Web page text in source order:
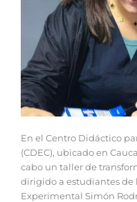
En el Centro Didáctico
(CDEC), ubicado en
cabo un taller de
dirigido a estudiantes de
Experimental Simón